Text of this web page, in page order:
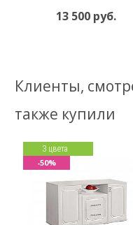
13 500 руб.
Клиенты,
также купили
3 цвета
-50%